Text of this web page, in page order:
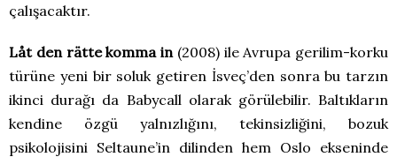
çalışacaktır.
Låt den rätte komma in (2008) ile Avrupa gerilim-korku
türüne yeni bir soluk getiren İsveç’den sonra bu tarzın
ikinci durağı da Babycall olarak görülebilir. Baltıkların
kendine özgü yalnızlığını, tekinsizliğini, bozuk
psikolojisini Seltaune’in dilinden hem Oslo ekseninde